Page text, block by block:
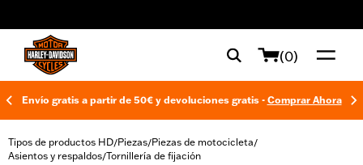
(0)
Envío gratis a partir de 50€ y devoluciones gratis - Comprar Ahora
Tipos de productos HD/Piezas/Piezas de motocicleta/
Asientos y respaldos/Tornillería de fijación